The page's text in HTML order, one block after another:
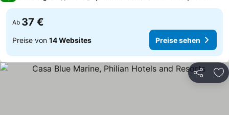
Ab 37 €
Preise von 14 Websites Preise sehen
Teilen